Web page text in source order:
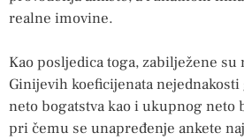
realne imovine.
Kao posljedica toga, zabilježene
Ginijevih koeficijenata
neto bogatstva kao i ukupnog neto
pri čemu se unapređenje ankete